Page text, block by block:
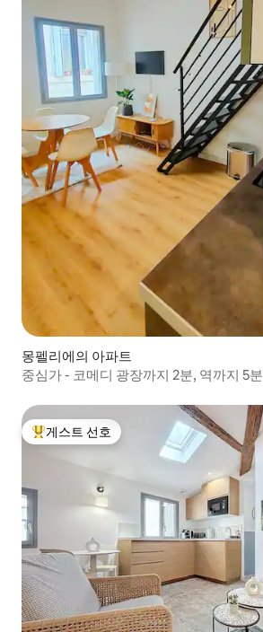
몽펠리에의 아파트
중심가 - 코메디 광장까지 2분, 역까지 5분
상위 게스트 선호
게스트 선호